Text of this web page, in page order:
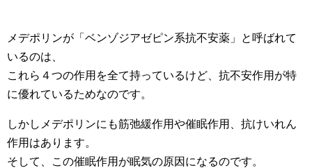
メデポリンが「ベンゾジアゼピン系抗不安薬」と呼ばれて
いるのは、
これら４つの作用を全て持っているけど、抗不安作用が特
に優れているためなのです。
しかしメデポリンにも筋弛緩作用や催眠作用、抗けいれん
作用はあります。
そして、この催眠作用が眠気の原因になるのです。